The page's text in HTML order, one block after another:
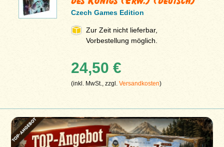
Czech Games Edition
Zur Zeit nicht lieferbar,
Vorbestellung möglich.
24,50 €
(inkl. MwSt., zzgl.Versandkosten)